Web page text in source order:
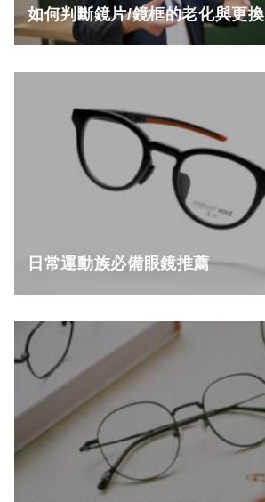
如何判斷鏡片/鏡框的老化與更換
日常運動族必備眼鏡推薦